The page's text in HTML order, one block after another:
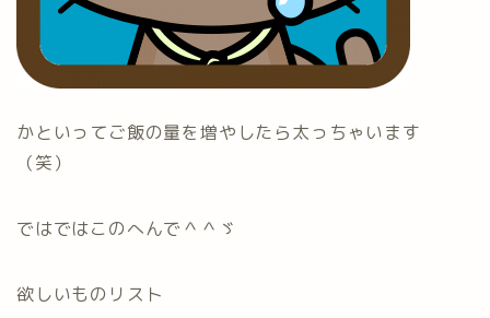
かといってご飯の量を増やしたら太っちゃいます
（笑）
ではではこのへんで＾＾ゞ
欲しいものリスト